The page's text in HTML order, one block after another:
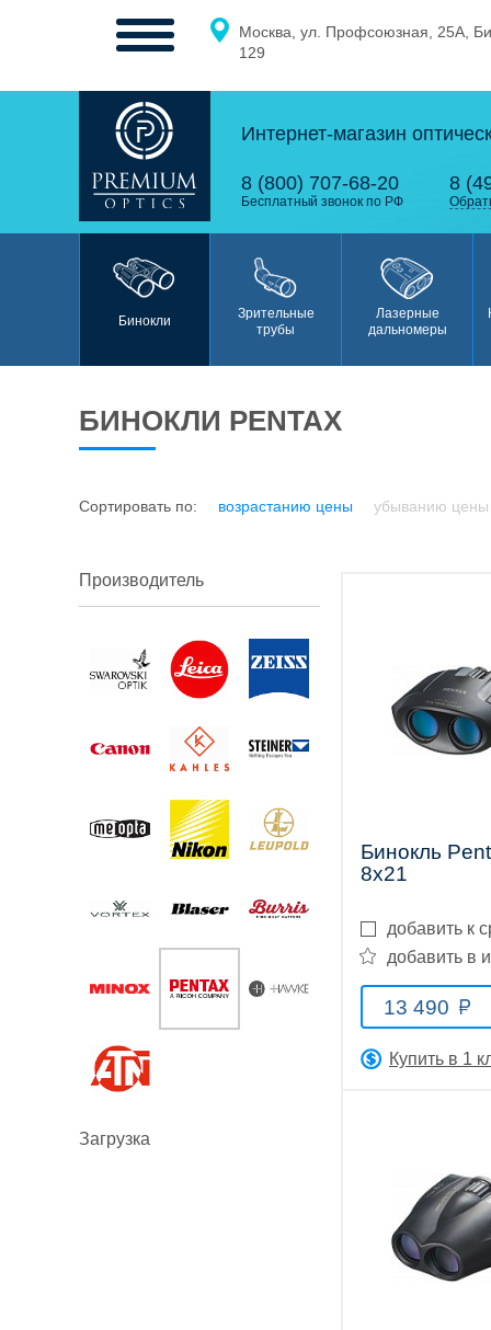
Москва, ул. Профсоюзная, 25А,
129
Интернет-магазин
8 (800) 707-68-20
Бесплатный звонок по РФ
8
Бинокли
Зрительные
трубы
Лазерные
дальномеры
БИНОКЛИ PENTAX
Сортировать по: возрастанию цены убыванию цены
Производитель
Загрузка
Бинокль
8x21
добавить к
добавить в
13 490
Купить в 1